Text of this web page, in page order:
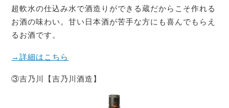
超軟水の仕込み水で酒造りができる蔵だからこそ作れる
お酒の味わい。甘い日本酒が苦手な方にも喜んでもらえ
るお酒です。
→詳細はこちら
③吉乃川【吉乃川酒造】